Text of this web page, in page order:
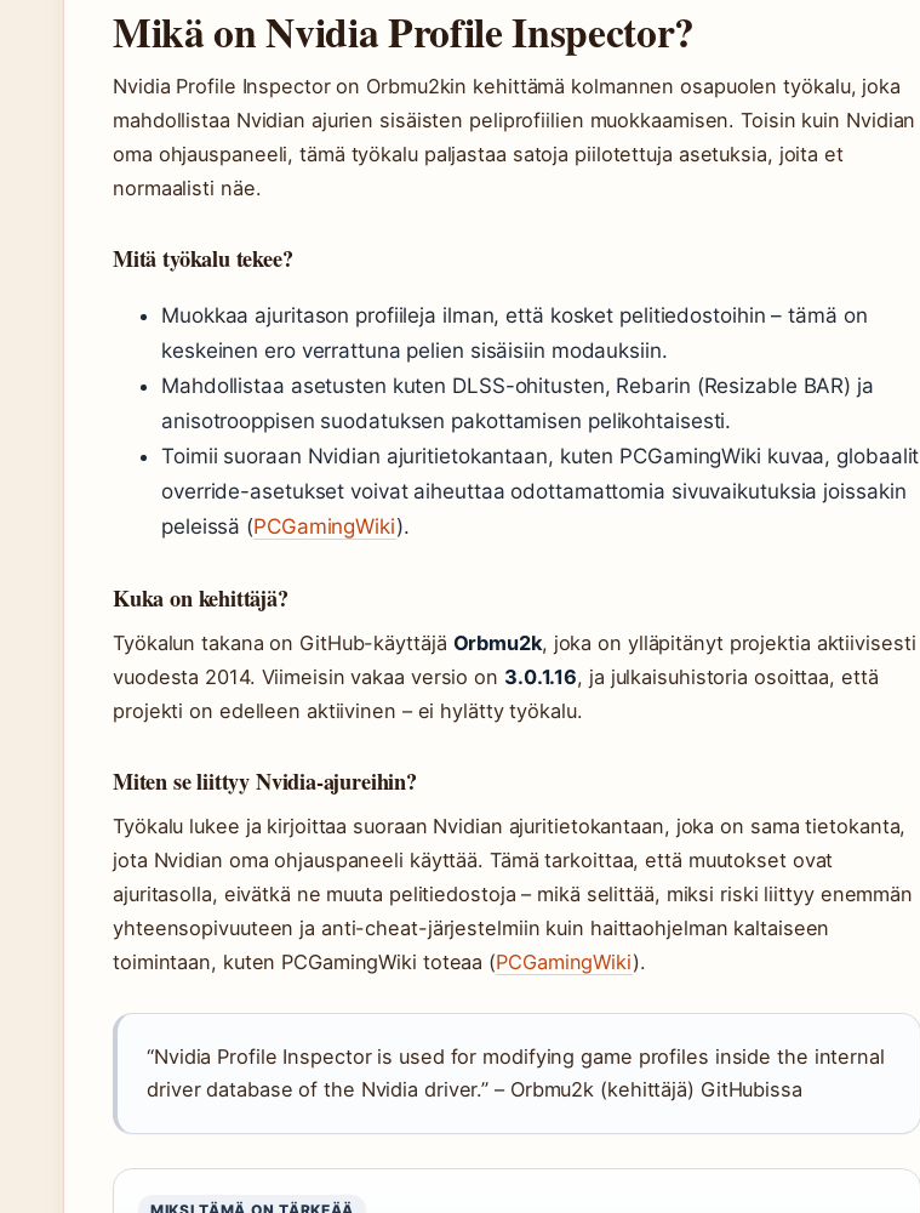
Mikä on Nvidia Profile Inspector?
Nvidia Profile Inspector on Orbmu2kin kehittämä kolmannen osapuolen työkalu, joka
mahdollistaa Nvidian ajurien sisäisten peliprofiilien muokkaamisen. Toisin kuin Nvidian
oma ohjauspaneeli, tämä työkalu paljastaa satoja piilotettuja asetuksia, joita et
normaalisti näe.
Mitä työkalu tekee?
Muokkaa ajuritason profiileja ilman, että kosket pelitiedostoihin – tämä on
keskeinen ero verrattuna pelien sisäisiin modauksiin.
Mahdollistaa asetusten kuten DLSS-ohitusten, Rebarin (Resizable BAR) ja
anisotrooppisen suodatuksen pakottamisen pelikohtaisesti.
Toimii suoraan Nvidian ajuritietokantaan, kuten PCGamingWiki kuvaa, globaalit
override-asetukset voivat aiheuttaa odottamattomia sivuvaikutuksia joissakin
peleissä (PCGamingWiki).
Kuka on kehittäjä?
Työkalun takana on GitHub-käyttäjä Orbmu2k, joka on ylläpitänyt projektia aktiivisesti
vuodesta 2014. Viimeisin vakaa versio on 3.0.1.16, ja julkaisuhistoria osoittaa, että
projekti on edelleen aktiivinen – ei hylätty työkalu.
Miten se liittyy Nvidia-ajureihin?
Työkalu lukee ja kirjoittaa suoraan Nvidian ajuritietokantaan, joka on sama tietokanta,
jota Nvidian oma ohjauspaneeli käyttää. Tämä tarkoittaa, että muutokset ovat
ajuritasolla, eivätkä ne muuta pelitiedostoja – mikä selittää, miksi riski liittyy enemmän
yhteensopivuuteen ja anti-cheat-järjestelmiin kuin haittaohjelman kaltaiseen
toimintaan, kuten PCGamingWiki toteaa (PCGamingWiki).
“Nvidia Profile Inspector is used for modifying game profiles inside the internal
driver database of the Nvidia driver.” – Orbmu2k (kehittäjä) GitHubissa